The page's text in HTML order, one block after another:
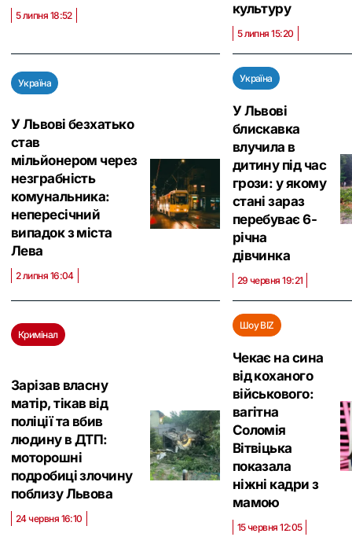
5 липня 18:52
культуру
5 липня 15:20
Україна
У Львові безхатько
став
мільйонером через
незграбність
комунальника:
непересічний
випадок з міста
Лева
2 липня 16:04
Україна
У Львові
блискавка
влучила в
дитину під час
грози: у якому
стані зараз
перебуває 6-
річна
дівчинка
29 червня 19:21
Кримінал
Зарізав власну
матір, тікав від
поліції та вбив
людину в ДТП:
моторошні
подробиці злочину
поблизу Львова
24 червня 16:10
Шоу BIZ
Чекає на сина
від коханого
військового:
вагітна
Соломія
Вітвіцька
показала
ніжні кадри з
мамою
15 червня 12:05